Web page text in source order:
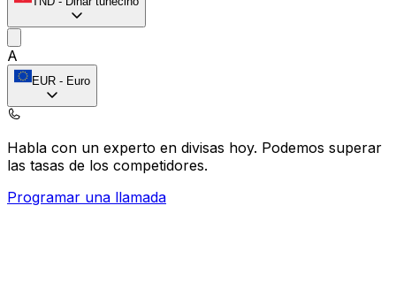
A
EUR - Euro
Habla con un experto en divisas hoy. Podemos superar
las tasas de los competidores.
Programar una llamada